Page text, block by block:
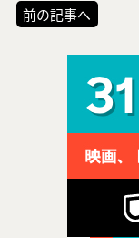
前の記事へ